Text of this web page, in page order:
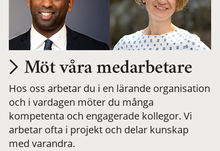
Möt våra medarbetare
Hos oss arbetar du i en lärande organisation
och i vardagen möter du många
kompetenta och engagerade kollegor. Vi
arbetar ofta i projekt och delar kunskap
med varandra.